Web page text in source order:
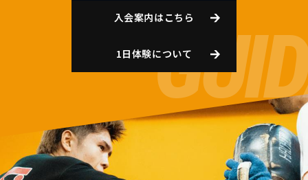
入会案内はこちら
1日体験について